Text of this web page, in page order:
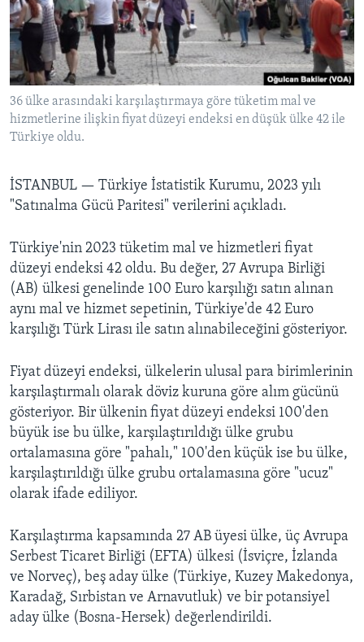
HAYATTAN
SANAT
BIZI TAKIP EDIN
Diller
36 ülke arasındaki karşılaştırmaya göre tüketim mal ve
hizmetlerine ilişkin fiyat düzeyi endeksi en düşük ülke 42 ile
Türkiye oldu.
İSTANBUL — Türkiye İstatistik Kurumu, 2023 yılı
"Satınalma Gücü Paritesi" verilerini açıkladı.
Türkiye'nin 2023 tüketim mal ve hizmetleri fiyat
düzeyi endeksi 42 oldu. Bu değer, 27 Avrupa Birliği
(AB) ülkesi genelinde 100 Euro karşılığı satın alınan
aynı mal ve hizmet sepetinin, Türkiye'de 42 Euro
karşılığı Türk Lirası ile satın alınabileceğini gösteriyor.
Fiyat düzeyi endeksi, ülkelerin ulusal para birimlerinin
karşılaştırmalı olarak döviz kuruna göre alım gücünü
gösteriyor. Bir ülkenin fiyat düzeyi endeksi 100'den
büyük ise bu ülke, karşılaştırıldığı ülke grubu
ortalamasına göre "pahalı," 100'den küçük ise bu ülke,
karşılaştırıldığı ülke grubu ortalamasına göre "ucuz"
olarak ifade ediliyor.
Karşılaştırma kapsamında 27 AB üyesi ülke, üç Avrupa
Serbest Ticaret Birliği (EFTA) ülkesi (İsviçre, İzlanda
ve Norveç), beş aday ülke (Türkiye, Kuzey Makedonya,
Karadağ, Sırbistan ve Arnavutluk) ve bir potansiyel
aday ülke (Bosna-Hersek) değerlendirildi.